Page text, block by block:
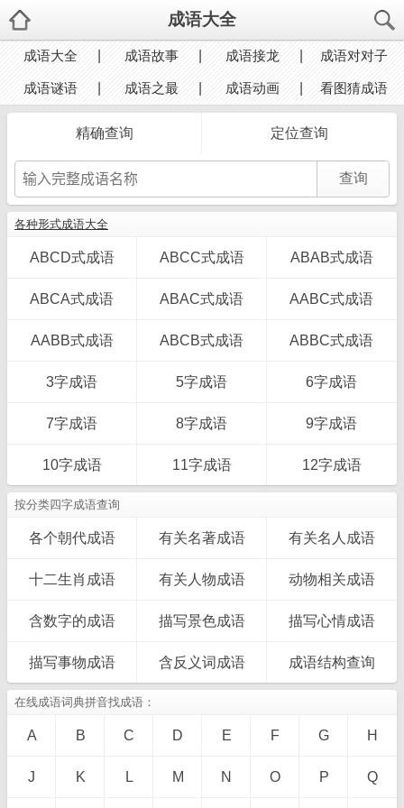
成语大全
成语大全 成语故事 成语接龙 成语对对子
成语谜语 成语之最 成语动画 看图猜成语
精确查询 定位查询
各种形式成语大全
ABCD式成语 ABCC式成语 ABAB式成语
ABCA式成语 ABAC式成语 AABC式成语
AABB式成语 ABCB式成语 ABBC式成语
3字成语 5字成语 6字成语
7字成语 8字成语 9字成语
10字成语 11字成语 12字成语
按分类四字成语查询
各个朝代成语 有关名著成语 有关名人成语
十二生肖成语 有关人物成语 动物相关成语
含数字的成语 描写景色成语 描写心情成语
描写事物成语 含反义词成语 成语结构查询
在线成语词典拼音找成语：
A B C D E F G H
J K L M N O P Q